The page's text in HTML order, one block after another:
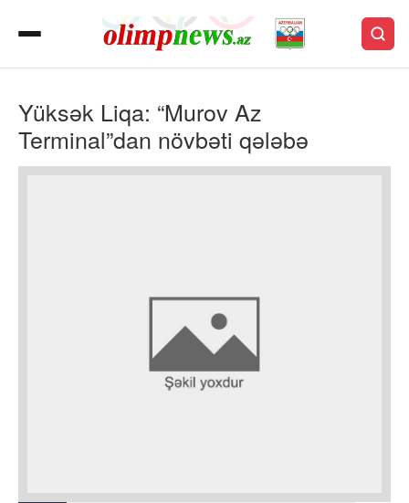
Yüksək Liqa: “Murov Az
Terminal”dan növbəti qələbə